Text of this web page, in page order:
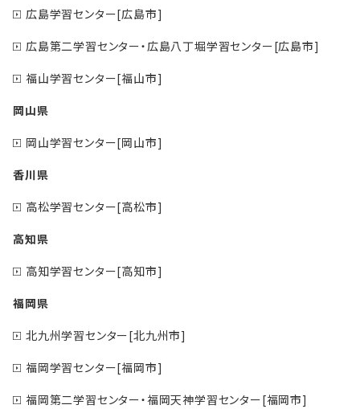
広島学習センター[広島市]
広島第二学習センター・広島八丁堀学習センター[広島市]
福山学習センター[福山市]
岡山県
岡山学習センター[岡山市]
香川県
高松学習センター[高松市]
高知県
高知学習センター[高知市]
福岡県
北九州学習センター[北九州市]
福岡学習センター[福岡市]
福岡第二学習センター・福岡天神学習センター[福岡市]